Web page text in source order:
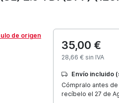
de origen
35,00 €
28,66 € sin IVA
Envío incluido
Cómpralo antes
recíbelo el 27 de